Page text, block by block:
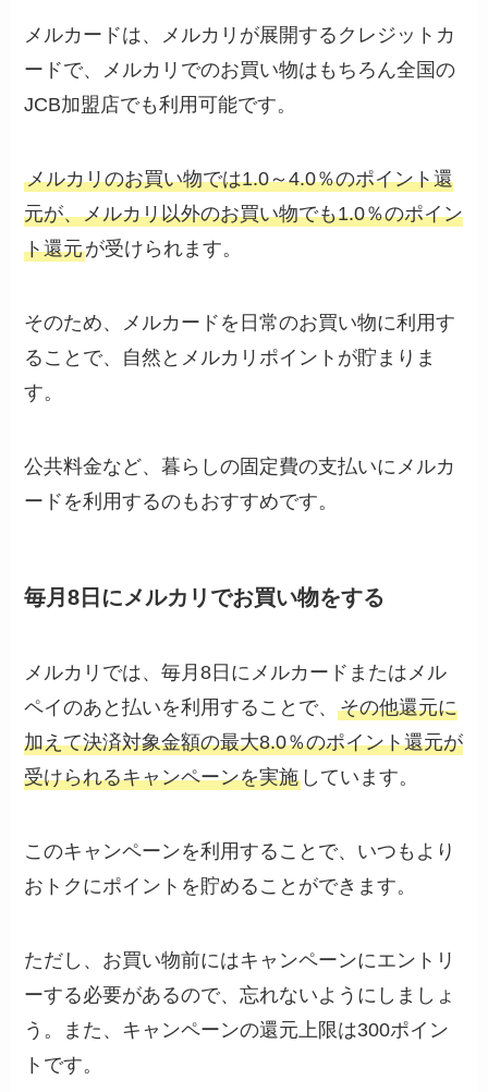
メルカードは、メルカリが展開するクレジットカ
ードで、メルカリでのお買い物はもちろん全国の
JCB加盟店でも利用可能です。
メルカリのお買い物では1.0～4.0％のポイント還
元が、メルカリ以外のお買い物でも1.0％のポイン
ト還元が受けられます。
そのため、メルカードを日常のお買い物に利用す
ることで、自然とメルカリポイントが貯まりま
す。
公共料金など、暮らしの固定費の支払いにメルカ
ードを利用するのもおすすめです。
毎月8日にメルカリでお買い物をする
メルカリでは、毎月8日にメルカードまたはメル
ペイのあと払いを利用することで、その他還元に
加えて決済対象金額の最大8.0％のポイント還元が
受けられるキャンペーンを実施 しています。
このキャンペーンを利用することで、いつもより
おトクにポイントを貯めることができます。
ただし、お買い物前にはキャンペーンにエントリ
ーする必要があるので、忘れないようにしましょ
う。また、キャンペーンの還元上限は300ポイン
トです。